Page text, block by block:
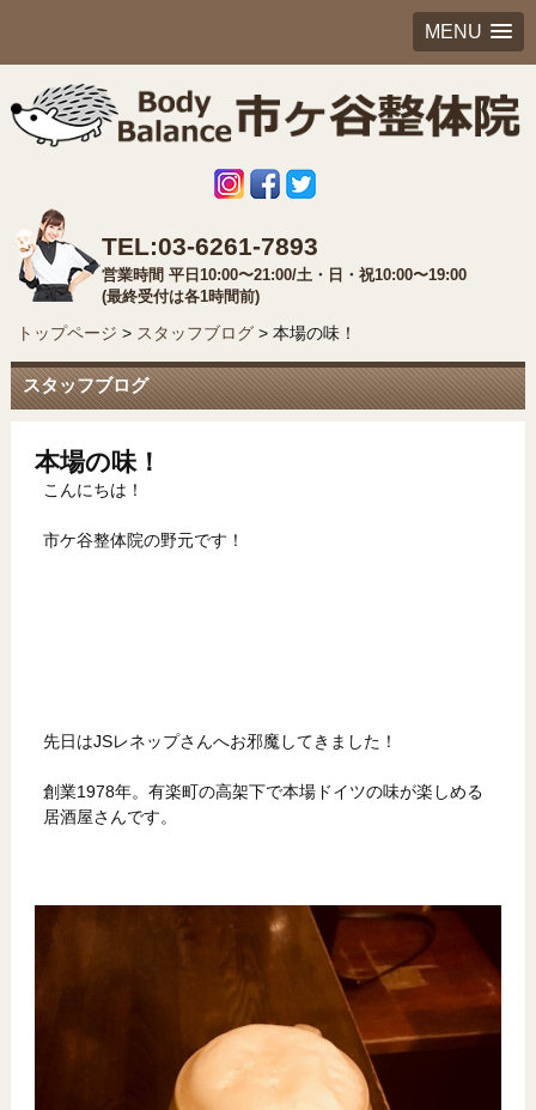
MENU
TEL:03-6261-7893
営業時間 平日10:00〜21:00/土・日・祝10:00〜19:00
(最終受付は各1時間前)
トップページ > スタッフブログ> 本場の味！
スタッフブログ
本場の味！
こんにちは！
市ケ谷整体院の野元です！
先日はJSレネップさんへお邪魔してきました！
創業1978年。有楽町の高架下で本場ドイツの味が楽しめる
居酒屋さんです。